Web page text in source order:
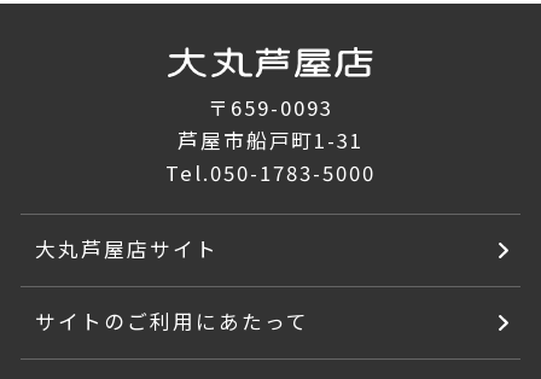
〒659-0093
芦屋市船戸町1-31
Tel.050-1783-5000
大丸芦屋店サイト
サイトのご利用にあたって